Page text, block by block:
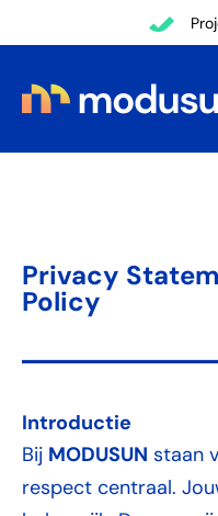
Privacy
Policy
Introductie
Bij MODUSUN staan
respect centraal.